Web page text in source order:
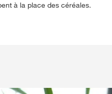
à la place des céréales.